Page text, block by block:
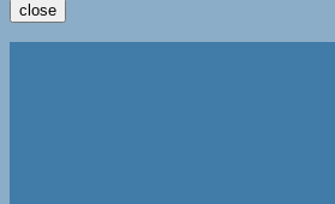
close